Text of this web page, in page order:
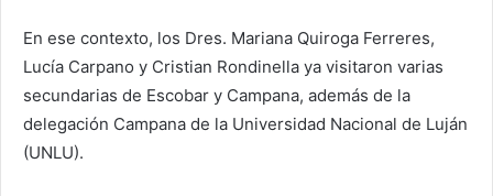
En ese contexto, los Dres. Mariana Quiroga Ferreres,
Lucía Carpano y Cristian Rondinella ya visitaron varias
secundarias de Escobar y Campana, además de la
delegación Campana de la Universidad Nacional de Luján
(UNLU).